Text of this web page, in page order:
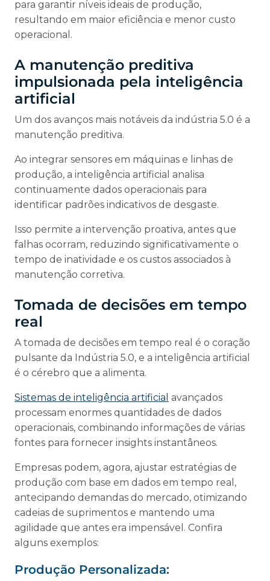
para garantir níveis ideais de produção,
resultando em maior eficiência e menor custo
operacional.
A manutenção preditiva
impulsionada pela inteligência
artificial
Um dos avanços mais notáveis da indústria 5.0 é a
manutenção preditiva.
Ao integrar sensores em máquinas e linhas de
produção, a inteligência artificial analisa
continuamente dados operacionais para
identificar padrões indicativos de desgaste.
Isso permite a intervenção proativa, antes que
falhas ocorram, reduzindo significativamente o
tempo de inatividade e os custos associados à
manutenção corretiva.
Tomada de decisões em tempo
real
A tomada de decisões em tempo real é o coração
pulsante da Indústria 5.0, e a inteligência artificial
é o cérebro que a alimenta.
Sistemas de inteligência artificial avançados
processam enormes quantidades de dados
operacionais, combinando informações de várias
fontes para fornecer insights instantâneos.
Empresas podem, agora, ajustar estratégias de
produção com base em dados em tempo real,
antecipando demandas do mercado, otimizando
cadeias de suprimentos e mantendo uma
agilidade que antes era impensável. Confira
alguns exemplos:
Produção Personalizada: